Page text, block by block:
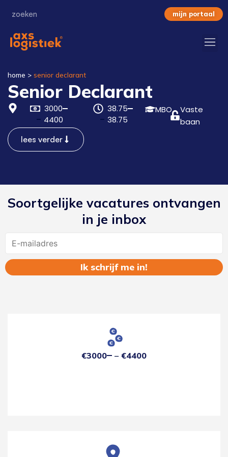
mijn portaal
home > senior declarant
Senior Declarant
3000
4400
38.75
38.75
MBO
Vaste
baan
lees verder
Soortgelijke vacatures ontvangen
in je inbox
€3000 €4400